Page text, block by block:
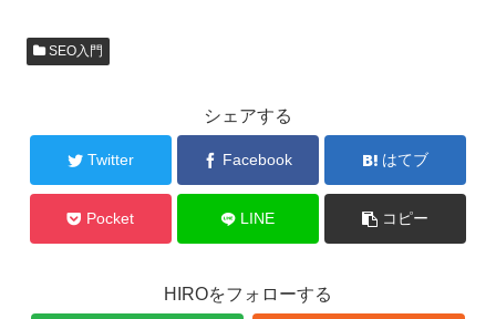
SEO入門
シェアする
Twitter Facebook はてブ
Pocket LINE コピー
HIROをフォローする